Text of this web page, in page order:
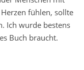
fühlen, sollte
Ich wurde bestens
Buch braucht.